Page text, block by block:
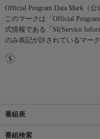
Official Program Data Mark（公
このマークは「Official
式情報である「SI(Service
のみ表記が許されているマーク
番組表
番組検索